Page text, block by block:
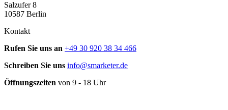
Salzufer 8
10587 Berlin
Kontakt
Rufen Sie uns an +49 30 920 38 34 466
Schreiben Sie uns info@smarketer.de
Öffnungszeiten von 9 - 18 Uhr